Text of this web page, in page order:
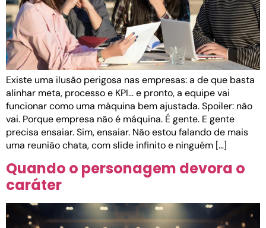
Existe uma ilusão perigosa nas empresas: a de que basta
alinhar meta, processo e KPI… e pronto, a equipe vai
funcionar como uma máquina bem ajustada. Spoiler: não
vai. Porque empresa não é máquina. É gente. E gente
precisa ensaiar. Sim, ensaiar. Não estou falando de mais
uma reunião chata, com slide infinito e ninguém […]
Quando o personagem devora o
caráter